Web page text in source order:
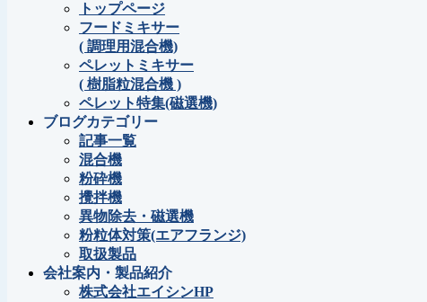
トップページ
フードミキサー
( 調理用混合機)
ペレットミキサー
( 樹脂粒混合機 )
ペレット特集(磁選機)
ブログカテゴリー
記事一覧
混合機
粉砕機
攪拌機
異物除去・磁選機
粉粒体対策(エアフランジ)
取扱製品
会社案内・製品紹介
株式会社エイシンHP